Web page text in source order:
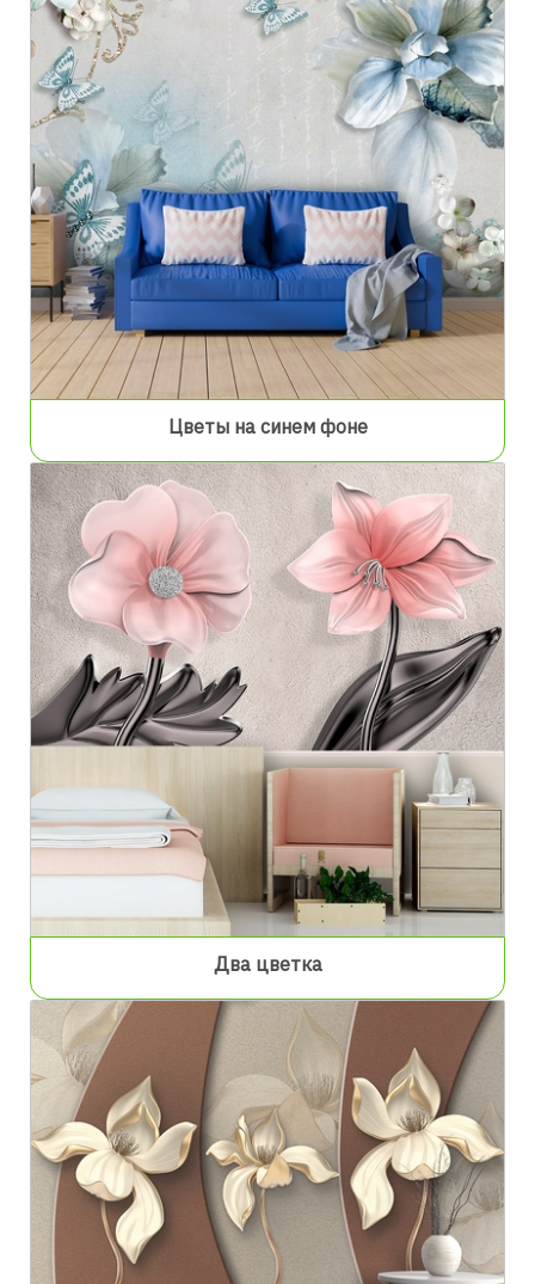
Цветы на синем фоне
Два цветка